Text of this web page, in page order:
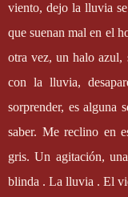
viento, dejo la lluvia se
que suenan mal en el
otra vez, un halo
con la lluvia,
sorprender, es alguna
saber. Me reclino en
gris. Un agitación,
blinda . La lluvia . El